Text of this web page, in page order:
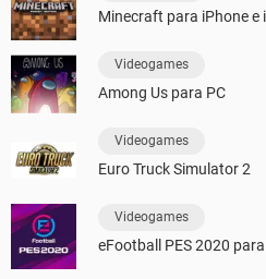
Minecraft para iPhone e
Videogames
Among Us para PC
Videogames
Euro Truck Simulator 2
Videogames
eFootball PES 2020